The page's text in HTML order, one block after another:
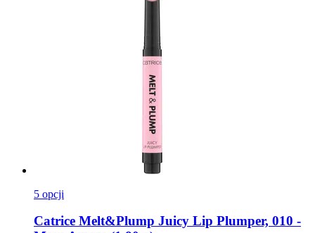
5 opcji
Catrice Melt&Plump Juicy Lip Plumper, 010 -​